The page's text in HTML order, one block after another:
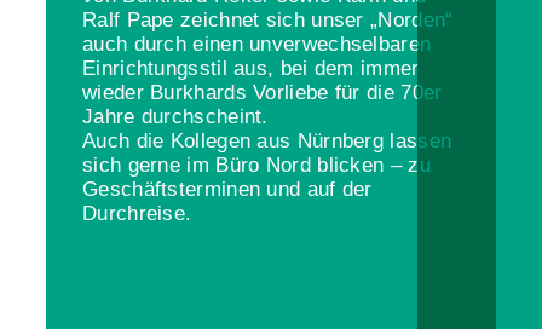
Ralf Pape zeichnet sich unser „Norden“
auch durch einen unverwechselbaren
Einrichtungsstil aus, bei dem immer
wieder Burkhards Vorliebe für die 70er
Jahre durchscheint.
Auch die Kollegen aus Nürnberg lassen
sich gerne im Büro Nord blicken – zu
Geschäftsterminen und auf der
Durchreise.